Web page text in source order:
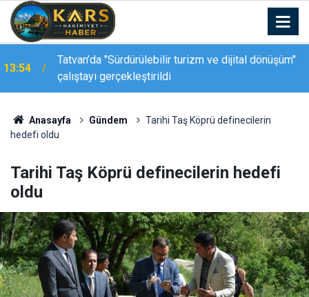
13:54
Tatvan’da "Sürdürülebilir turizm ve dijital dönüşüm"
çalıştayı gerçekleştirildi
13:50
Muş’un Kurtik Dağı’nda yaz mevsiminde eşsiz kar
manzarası
Anasayfa Gündem
Tarihi Taş Köprü definecilerin
hedefi oldu
Tarihi Taş Köprü definecilerin hedefi
oldu